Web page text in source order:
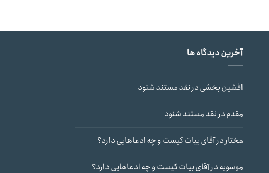
آخرین دیدگاه ها
افشین بخشیدرنقد مستند شنود
مقدمدرنقد مستند شنود
مختاردرآقای بیات کیست و چه ادعاهایی دارد؟
موسویهدرآقای بیات کیست و چه ادعاهایی دارد؟